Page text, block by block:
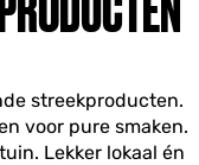
streekproducten.
voor pure smaken.
Lekker lokaal én